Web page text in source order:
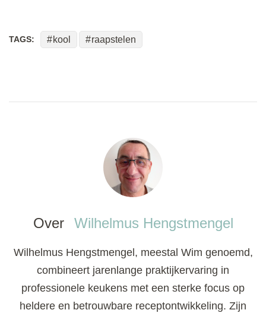
TAGS: kool raapstelen
Over Wilhelmus Hengstmengel
Wilhelmus Hengstmengel, meestal Wim genoemd,
combineert jarenlange praktijkervaring in
professionele keukens met een sterke focus op
heldere en betrouwbare receptontwikkeling. Zijn